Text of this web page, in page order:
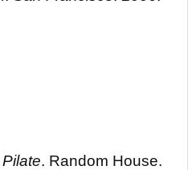
. Random House.